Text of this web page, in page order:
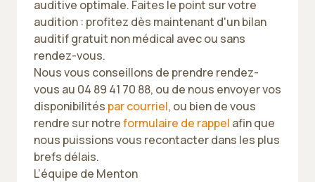
auditive optimale. Faites le point sur votre
audition : profitez dès maintenant d'un bilan
auditif gratuit non médical avec ou sans
rendez-vous.
Nous vous conseillons de prendre rendez-
vous au 04 89 41 70 88, ou de nous envoyer vos
disponibilités par courriel, ou bien de vous
rendre sur notreformulaire de rappel afin que
nous puissions vous recontacter dans les plus
brefs délais.
L’équipe de Menton